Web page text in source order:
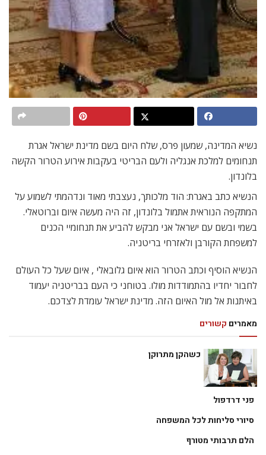
נשיא המדינה, שמעון פרס, שלח היום בשם מדינת ישראל אגרת
תנחומים למלכת אנגליה ולעם הבריטי בעקבות אירוע הטרור הקשה
בלונדון.
הנשיא כתב באגרת: הוד מלכותך, נעצבתי מאוד ונדהמתי לשמוע על
המתקפה הנוראית אתמול בלונדון, זה היה מעשה איום וברוטאלי.
בשמי ובשם עם ישראל אני מבקש להביע את תנחומיי הכנים
למשפחת הקורבן ולאזרחי בריטניה.
הנשיא הוסיף וכתב הטרור הוא איום גלובאלי , איום שעל כל העולם
לחבור יחדיו בהתמודדות מולו. בטוחני כי העם בבריטניה יעמוד
באיתנות אל מול האיום הזה. מדינת ישראל עומדת לצדכם.
מאמרים קשורים
כשהקן מתרוקן
פני דרדפול
סיורי סליחות לכל המשפחה
הלם תרבותי מטורף